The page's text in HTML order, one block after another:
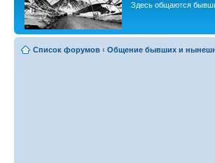
Здесь общаются
Список форумов ‹ Общение бывших и